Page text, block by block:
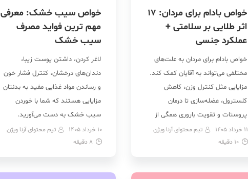
خواص بادام برای مردان: 17
اثر طلایی بر سلامتی +
عملکرد جنسی
خواص بادام برای مردان به علت‌های
مختلفی می‌تواند به آقایان کمک کند.
مزایایی مثل کنترل وزن، کاهش
کلسترول، عضله‌سازی تا درمان
پروستات و تقویت باروری همگی از
فواید بادام برای مردان هستند. این
آجیل مغذی سرشار از پروتئین، فیبر،
معدنی است و می‌تواند مکمل بسیار
11 خرداد 1405
تیم محتوای آرنا ویژن
10 دقیقه
خواص سیب خشک: معرفی
مهم ترین فواید مصرف
سیب خشک
لاغر کردن، داشتن پوست زیبا،
دندان‌های درخشان، کنترل فشار خون
و رساندن مواد غذایی مفید به بدنتان
مزایایی هستند که شما با خوردن
سیب خشک به دست می‌آورید.
شگفت انگیز است، مگر نه؟ به جای
داروهای صنعتی گرانقیمت که اثرات
می‌توانیم به سراغ روش‌های طبیعی
10 خرداد 1405
تیم محتوای آرنا ویژن
8 دقیقه